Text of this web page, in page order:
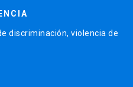
discriminación, violencia de